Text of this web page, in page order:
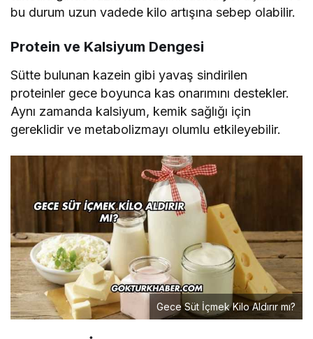
bu durum uzun vadede kilo artışına sebep olabilir.
Protein ve Kalsiyum Dengesi
Sütte bulunan kazein gibi yavaş sindirilen
proteinler gece boyunca kas onarımını destekler.
Aynı zamanda kalsiyum, kemik sağlığı için
gereklidir ve metabolizmayı olumlu etkileyebilir.
Gece Süt İçmek Kilo Aldırır mı?